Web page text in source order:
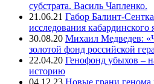
субстрата. Василь Чапленко.
21.06.21 Габор Балинт-
исследования кабардинского
30.08.20 Михаил Медведев:
золотой фонд российской
22.04.20 Генофонд убыхов –
историю